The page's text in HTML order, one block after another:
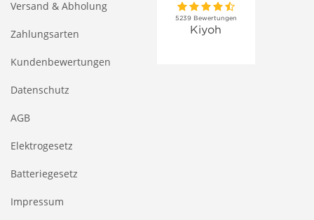
Versand & Abholung
Zahlungsarten
Kundenbewertungen
Datenschutz
AGB
Elektrogesetz
Batteriegesetz
Impressum